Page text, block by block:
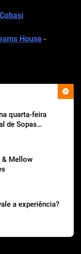
quarta-feira
de Sopas
& Mellow
a experiência?
Cobasi
House -